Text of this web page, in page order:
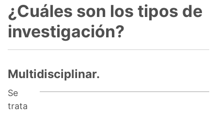
¿Cuáles son los tipos de
investigación?
Multidisciplinar.
Se
trata